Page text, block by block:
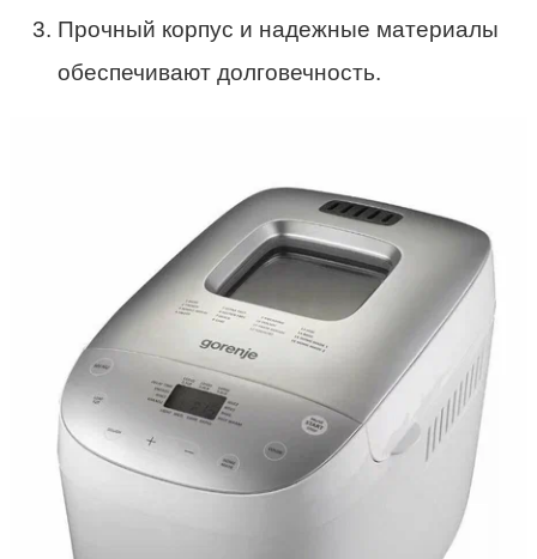
Прочный корпус и надежные материалы
обеспечивают долговечность.